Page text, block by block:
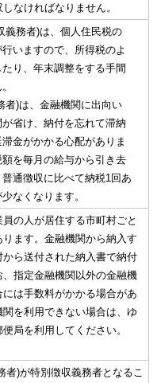
なければなりません。
義務者)は、個人住民税の
いますので、所得税のよ
り、年末調整をする手間
者)は、金融機関に出向い
省け、納付を忘れて滞納
金がかかる心配がありま
を毎月の給与から引き去
通徴収に比べて納税1回あ
なくなります。
の人が居住する市町村ごと
ます。金融機関から納入す
ら送付された納入書で納付
、指定金融機関以外の金融機
は手数料がかかる場合があ
を利用できない場合は、ゆ
局を利用してください。
者)が特別徴収義務者となるこ